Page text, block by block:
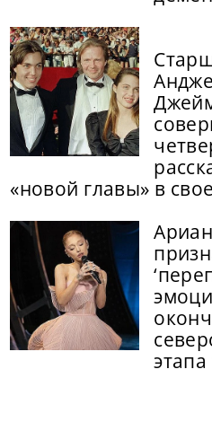
«новой главы» в
этапа